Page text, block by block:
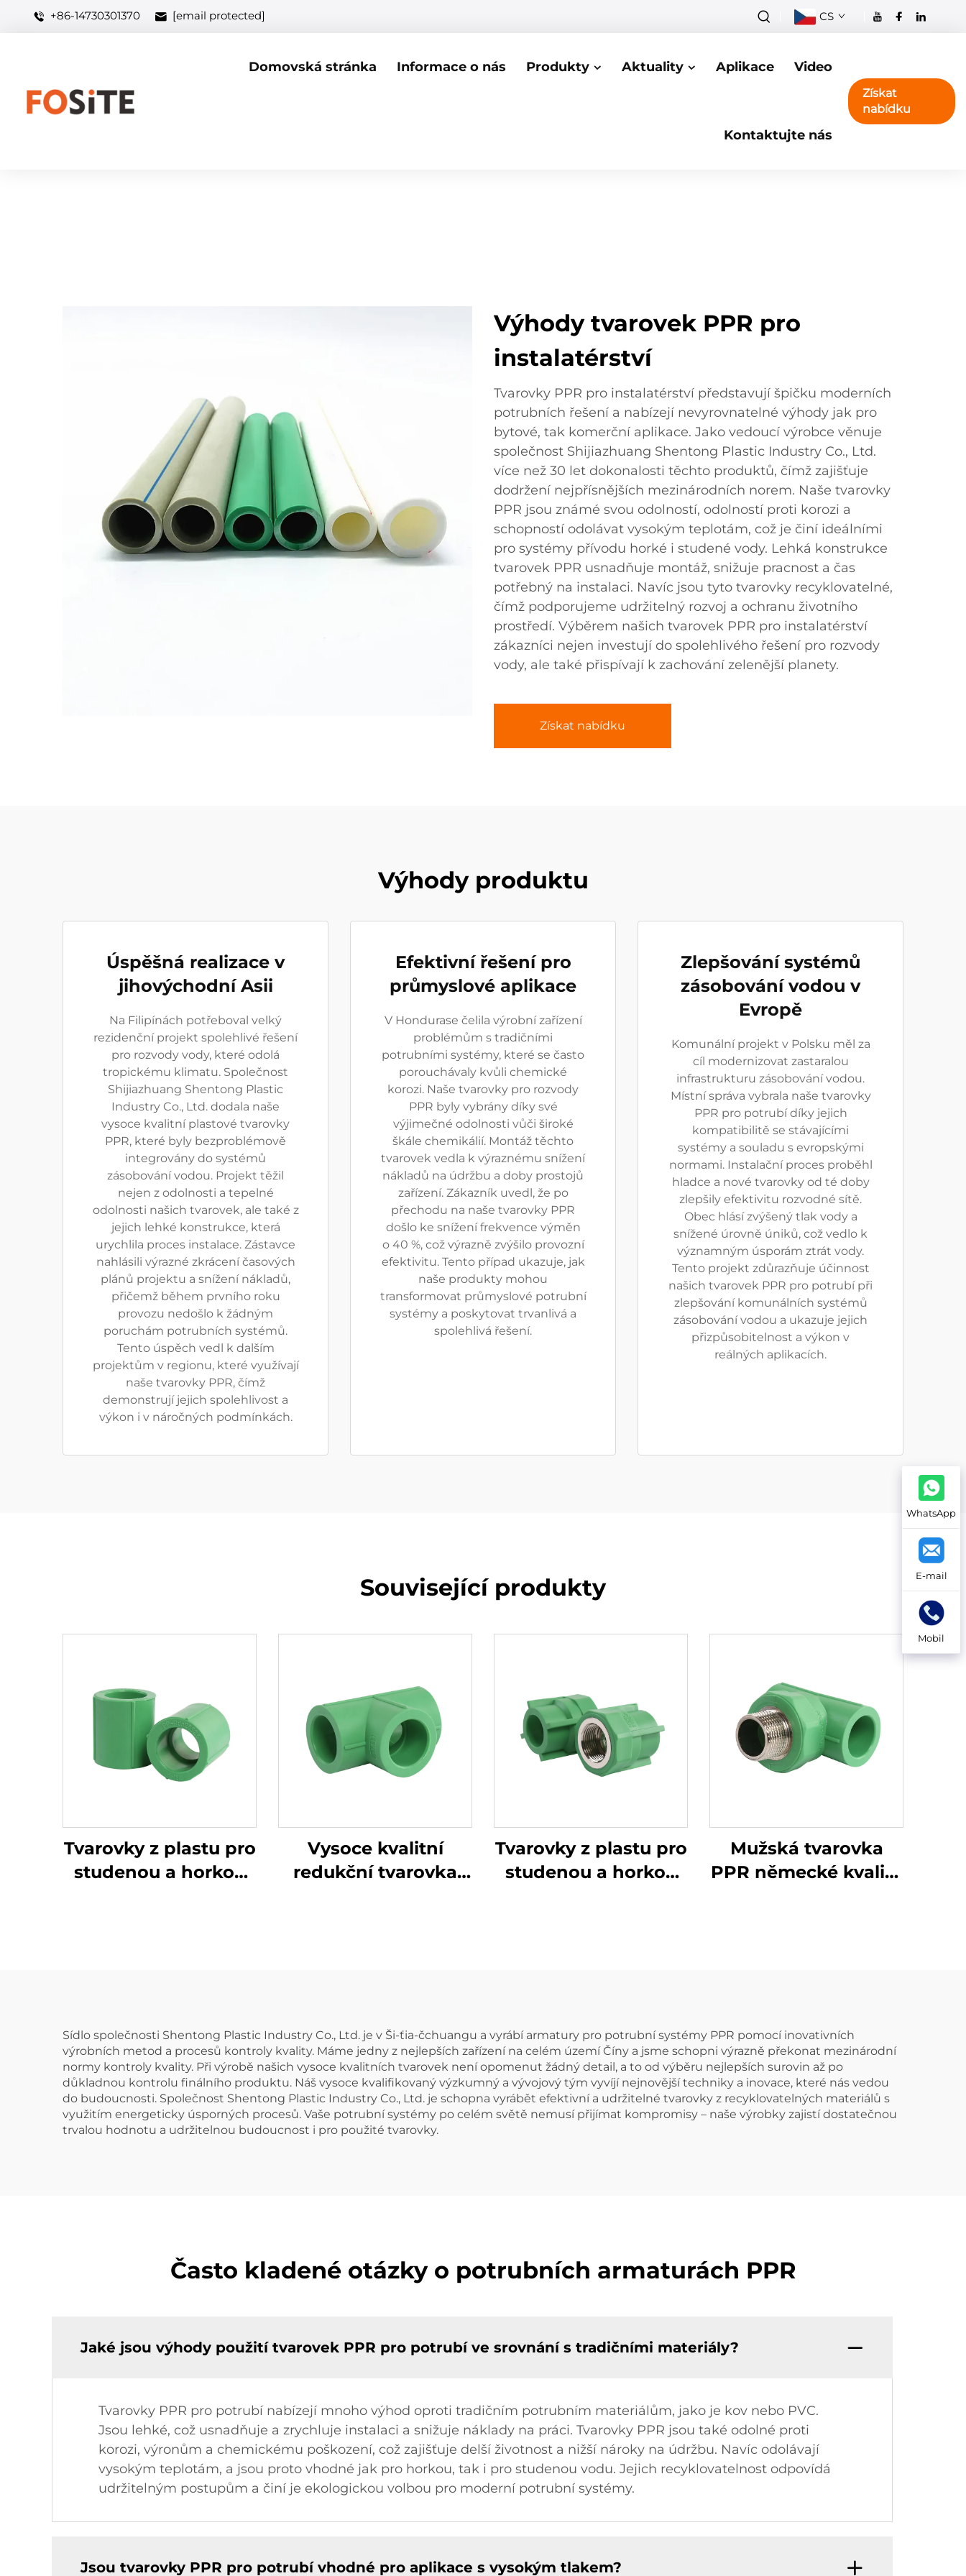
+86-14730301370 [email protected] CS
Domovská stránka Informace o nás Produkty Aktuality Aplikace Video
Kontaktujte nás
Získat
nabídku
Výhody tvarovek PPR pro
instalatérství
Tvarovky PPR pro instalatérství představují špičku moderních
potrubních řešení a nabízejí nevyrovnatelné výhody jak pro
bytové, tak komerční aplikace. Jako vedoucí výrobce věnuje
společnost Shijiazhuang Shentong Plastic Industry Co., Ltd.
více než 30 let dokonalosti těchto produktů, čímž zajišťuje
dodržení nejpřísnějších mezinárodních norem. Naše tvarovky
PPR jsou známé svou odolností, odolností proti korozi a
schopností odolávat vysokým teplotám, což je činí ideálními
pro systémy přívodu horké i studené vody. Lehká konstrukce
tvarovek PPR usnadňuje montáž, snižuje pracnost a čas
potřebný na instalaci. Navíc jsou tyto tvarovky recyklovatelné,
čímž podporujeme udržitelný rozvoj a ochranu životního
prostředí. Výběrem našich tvarovek PPR pro instalatérství
zákazníci nejen investují do spolehlivého řešení pro rozvody
vody, ale také přispívají k zachování zelenější planety.
Získat nabídku
Výhody produktu
Úspěšná realizace v
jihovýchodní Asii
Na Filipínách potřeboval velký
rezidenční projekt spolehlivé řešení
pro rozvody vody, které odolá
tropickému klimatu. Společnost
Shijiazhuang Shentong Plastic
Industry Co., Ltd. dodala naše
vysoce kvalitní plastové tvarovky
PPR, které byly bezproblémově
integrovány do systémů
zásobování vodou. Projekt těžil
nejen z odolnosti a tepelné
odolnosti našich tvarovek, ale také z
jejich lehké konstrukce, která
urychlila proces instalace. Zástavce
nahlásili výrazné zkrácení časových
plánů projektu a snížení nákladů,
přičemž během prvního roku
provozu nedošlo k žádným
poruchám potrubních systémů.
Tento úspěch vedl k dalším
projektům v regionu, které využívají
naše tvarovky PPR, čímž
demonstrují jejich spolehlivost a
výkon i v náročných podmínkách.
Efektivní řešení pro
průmyslové aplikace
V Hondurase čelila výrobní zařízení
problémům s tradičními
potrubními systémy, které se často
porouchávaly kvůli chemické
korozi. Naše tvarovky pro rozvody
PPR byly vybrány díky své
výjimečné odolnosti vůči široké
škále chemikálií. Montáž těchto
tvarovek vedla k výraznému snížení
nákladů na údržbu a doby prostojů
zařízení. Zákazník uvedl, že po
přechodu na naše tvarovky PPR
došlo ke snížení frekvence výměn
o 40 %, což výrazně zvýšilo provozní
efektivitu. Tento případ ukazuje, jak
naše produkty mohou
transformovat průmyslové potrubní
systémy a poskytovat trvanlivá a
spolehlivá řešení.
Zlepšování systémů
zásobování vodou v
Evropě
Komunální projekt v Polsku měl za
cíl modernizovat zastaralou
infrastrukturu zásobování vodou.
Místní správa vybrala naše tvarovky
PPR pro potrubí díky jejich
kompatibilitě se stávajícími
systémy a souladu s evropskými
normami. Instalační proces proběhl
hladce a nové tvarovky od té doby
zlepšily efektivitu rozvodné sítě.
Obec hlásí zvýšený tlak vody a
snížené úrovně úniků, což vedlo k
významným úsporám ztrát vody.
Tento projekt zdůrazňuje účinnost
našich tvarovek PPR pro potrubí při
zlepšování komunálních systémů
zásobování vodou a ukazuje jejich
přizpůsobitelnost a výkon v
reálných aplikacích.
Související produkty
Tvarovky z plastu pro
studenou a horkou
Vysoce kvalitní
redukční tvarovka
Tvarovky z plastu pro
studenou a horkou
Mužská tvarovka
PPR německé kvality
Sídlo společnosti Shentong Plastic Industry Co., Ltd. je v Ši-ťia-čchuangu a vyrábí armatury pro potrubní systémy PPR pomocí inovativních
výrobních metod a procesů kontroly kvality. Máme jedny z nejlepších zařízení na celém území Číny a jsme schopni výrazně překonat mezinárodní
normy kontroly kvality. Při výrobě našich vysoce kvalitních tvarovek není opomenut žádný detail, a to od výběru nejlepších surovin až po
důkladnou kontrolu finálního produktu. Náš vysoce kvalifikovaný výzkumný a vývojový tým vyvíjí nejnovější techniky a inovace, které nás vedou
do budoucnosti. Společnost Shentong Plastic Industry Co., Ltd. je schopna vyrábět efektivní a udržitelné tvarovky z recyklovatelných materiálů s
využitím energeticky úsporných procesů. Vaše potrubní systémy po celém světě nemusí přijímat kompromisy – naše výrobky zajistí dostatečnou
trvalou hodnotu a udržitelnou budoucnost i pro použité tvarovky.
Často kladené otázky o potrubních armaturách PPR
Jaké jsou výhody použití tvarovek PPR pro potrubí ve srovnání s tradičními materiály?
Tvarovky PPR pro potrubí nabízejí mnoho výhod oproti tradičním potrubním materiálům, jako je kov nebo PVC.
Jsou lehké, což usnadňuje a zrychluje instalaci a snižuje náklady na práci. Tvarovky PPR jsou také odolné proti
korozi, výronům a chemickému poškození, což zajišťuje delší životnost a nižší nároky na údržbu. Navíc odolávají
vysokým teplotám, a jsou proto vhodné jak pro horkou, tak i pro studenou vodu. Jejich recyklovatelnost odpovídá
udržitelným postupům a činí je ekologickou volbou pro moderní potrubní systémy.
Jsou tvarovky PPR pro potrubí vhodné pro aplikace s vysokým tlakem?
WhatsApp
E-mail
Mobil